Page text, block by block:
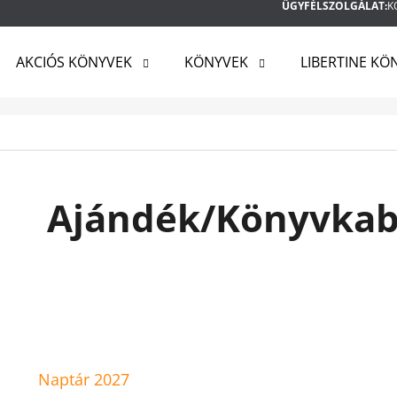
ÜGYFÉLSZOLGÁLAT:
AKCIÓS KÖNYVEK KÖNYVEK LIBERTINE
Ajándék/
Naptár 2027